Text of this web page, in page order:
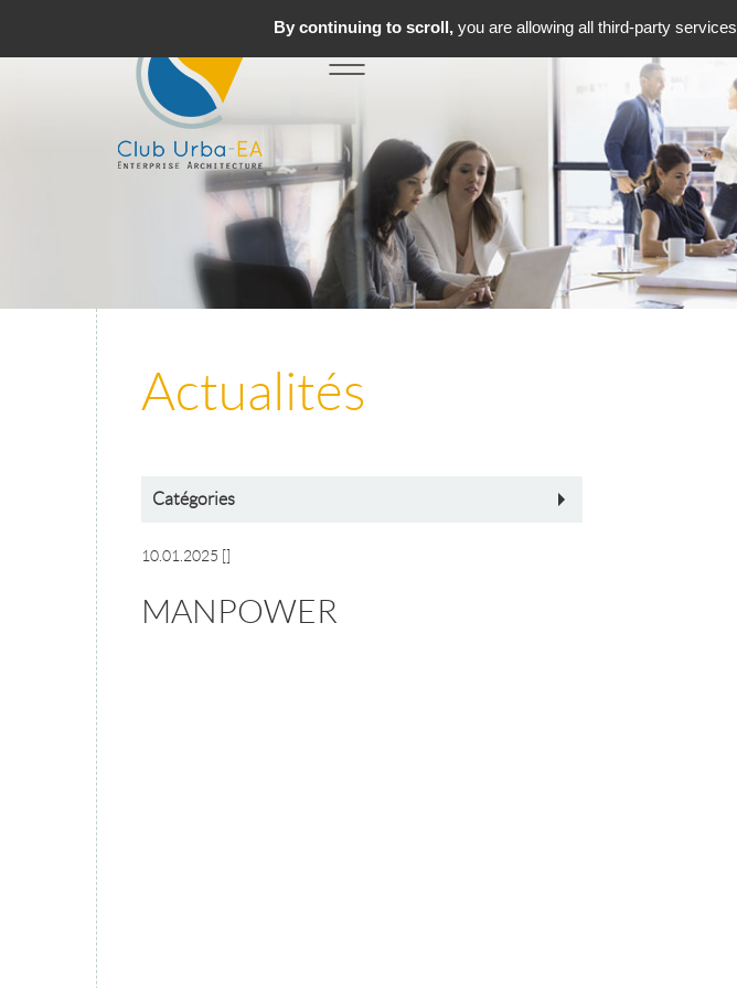
Toggle
navigation
Actualités
Catégories
10.01.2025 []
MANPOWER
By continuing to scroll,you are allowing all third-party services